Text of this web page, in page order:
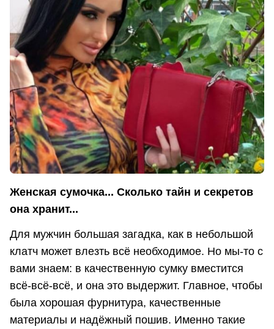
Женская сумочка... Сколько тайн и секретов
она хранит...
Для мужчин большая загадка, как в небольшой
клатч может влезть всё необходимое. Но мы-то с
вами знаем: в качественную сумку вместится
всё-всё-всё, и она это выдержит. Главное, чтобы
была хорошая фурнитура, качественные
материалы и надёжный пошив. Именно такие